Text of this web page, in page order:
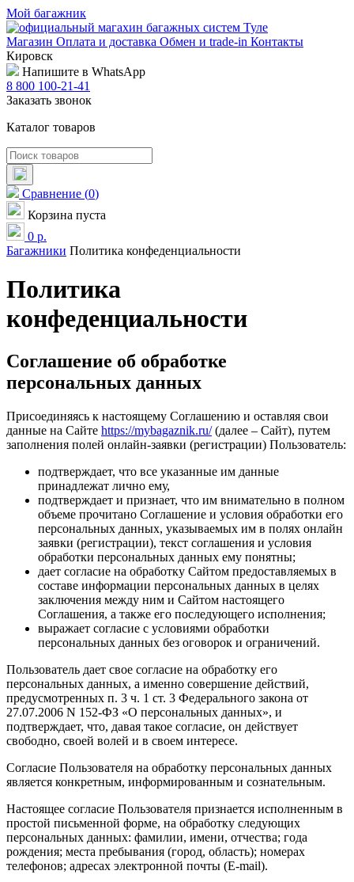
Мой багажник
Магазин Оплата и доставка Обмен и trade-in Контакты
Кировск
Напишите в WhatsApp
8 800 100-21-41
Заказать звонок
Каталог товаров
Сравнение (0)
Корзина пуста
0 р.
Багажники Политика конфеденциальности
Политика
конфеденциальности
Соглашение об обработке
персональных данных
Присоединяясь к настоящему Соглашению и оставляя свои
данные на Сайте https://mybagaznik.ru/(далее – Сайт), путем
заполнения полей онлайн-заявки (регистрации) Пользователь:
подтверждает, что все указанные им данные
принадлежат лично ему,
подтверждает и признает, что им внимательно в полном
объеме прочитано Соглашение и условия обработки его
персональных данных, указываемых им в полях онлайн
заявки (регистрации), текст соглашения и условия
обработки персональных данных ему понятны;
дает согласие на обработку Сайтом предоставляемых в
составе информации персональных данных в целях
заключения между ним и Сайтом настоящего
Соглашения, а также его последующего исполнения;
выражает согласие с условиями обработки
персональных данных без оговорок и ограничений.
Пользователь дает свое согласие на обработку его
персональных данных, а именно совершение действий,
предусмотренных п. 3 ч. 1 ст. 3 Федерального закона от
27.07.2006 N 152-ФЗ «О персональных данных», и
подтверждает, что, давая такое согласие, он действует
свободно, своей волей и в своем интересе.
Согласие Пользователя на обработку персональных данных
является конкретным, информированным и сознательным.
Настоящее согласие Пользователя признается исполненным в
простой письменной форме, на обработку следующих
персональных данных: фамилии, имени, отчества; года
рождения; места пребывания (город, область); номерах
телефонов; адресах электронной почты (E-mail).